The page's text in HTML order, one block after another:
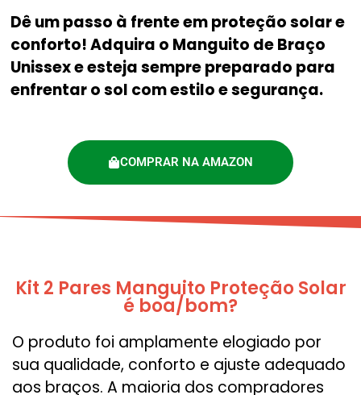
Dê um passo à frente em proteção solar e
conforto! Adquira o Manguito de Braço
Unissex e esteja sempre preparado para
enfrentar o sol com estilo e segurança.
COMPRAR NA AMAZON
Kit 2 Pares Manguito Proteção Solar
é boa/bom?
O produto foi amplamente elogiado por
sua qualidade, conforto e ajuste adequado
aos braços. A maioria dos compradores